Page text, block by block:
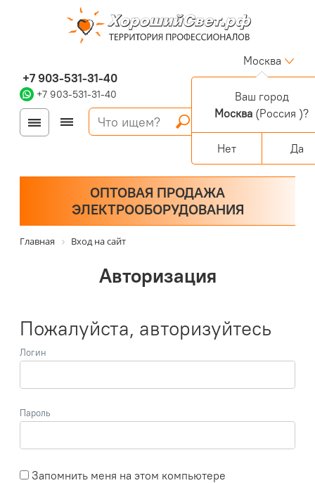
+7 903-531-31-40
+7 903-531-31-40
Москва
Войти
Регистрация
Корзина
0 позиций
Персональный раздел
ОПТОВАЯ ПРОДАЖА
ЭЛЕКТРООБОРУДОВАНИЯ
Главная Вход на сайт
Авторизация
Пожалуйста, авторизуйтесь
Логин
Пароль
Запомнить меня на этом компьютере
Ваш город
Москва (Россия )?
Нет Да